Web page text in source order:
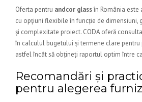
Oferta pentru andcor glassîn România este
cu opțiuni flexibile în funcție de dimensiuni,
și complexitate proiect. CODA oferă
în calculul bugetului și termene clare pentru
astfel încât să obțineți raportul optim între
Recomandări și
pentru alegerea